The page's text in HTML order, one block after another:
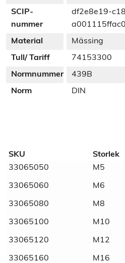
SCIP-
nummer
df2e8e19-
a001115ffac0
Material Mässing
Tull/ Tariff 74153300
Normnummer 439B
Norm DIN
Weight N/A
Dimensions N/A
SVHC Bly <4%
SKU Storlek
33065050
M5
33065060 M6
33065080 M8
33065100 M10
33065120 M12
33065160 M16